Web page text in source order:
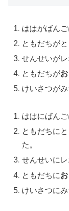
ははがばん
ともだちが
せんせいが
ともだちが
けいさつが
ははにばん
ともだちに
た。
せんせいに
ともだちに
けいさつに